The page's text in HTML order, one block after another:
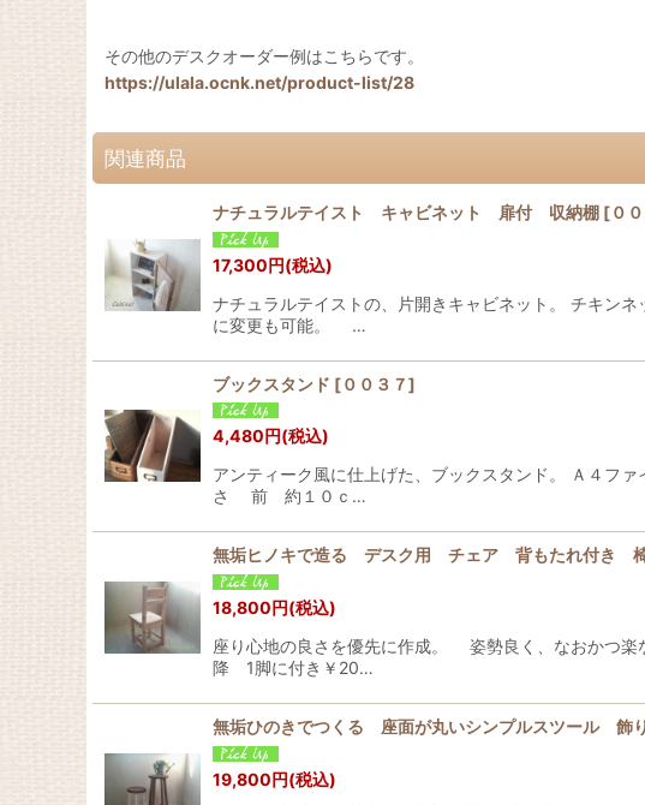
その他のデスクオーダー例はこちらです。
https://ulala.ocnk.net/product-list/28
関連商品
ナチュラルテイスト キャビネット 扉付 収納棚 [０
17,300円(税込)
ナチュラルテイストの、片開きキャビネット。 チキン
に変更も可能。 …
ブックスタンド [００３７]
4,480円(税込)
アンティーク風に仕上げた、ブックスタンド。 Ａ４
さ 前 約１０ｃ…
無垢ヒノキで造る デスク用 チェア 背もたれ付
18,800円(税込)
座り心地の良さを優先に作成。 姿勢良く、なおかつ楽
降 1脚に付き￥20…
無垢ひのきでつくる 座面が丸いシンプルスツール 飾
19,800円(税込)